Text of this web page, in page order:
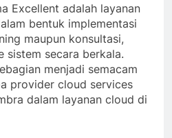
Excellent adalah layanan
bentuk implementasi
maupun konsultasi,
sistem secara berkala.
menjadi semacam
provider cloud services
dalam layanan cloud di